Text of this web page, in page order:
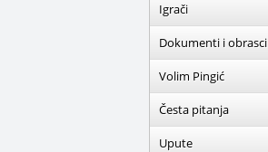
Igrači
Dokumenti i obrasci
Volim Pingić
Česta pitanja
Upute